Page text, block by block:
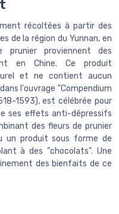
récoltées à partir des
de la région du Yunnan, en
proviennent des
en Chine. Ce produit
et ne contient aucun
l'ouvrage "Compendium
1593), est célébrée pour
ses effets anti-dépressifs
des fleurs de prunier
un produit sous forme de
à des "chocolats". Une
des bienfaits de ce